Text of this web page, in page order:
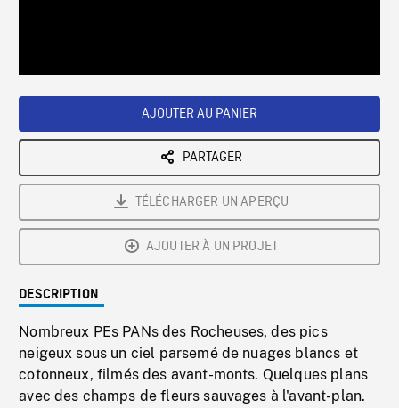
AJOUTER AU PANIER
PARTAGER
TÉLÉCHARGER UN APERÇU
AJOUTER À UN PROJET
DESCRIPTION
Nombreux PEs PANs des Rocheuses, des pics
neigeux sous un ciel parsemé de nuages blancs et
cotonneux, filmés des avant-monts. Quelques plans
avec des champs de fleurs sauvages à l'avant-plan.